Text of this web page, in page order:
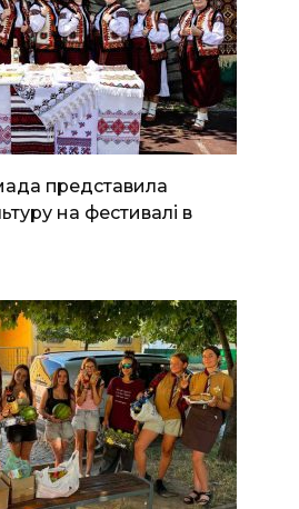
представила
на фестивалі в